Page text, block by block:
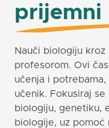
prijemni
Nauči biologiju kroz
profesorom. Ovi
učenja i
učenik. Fokusiraj
biologiju, genetiku,
biologije, uz pomoć